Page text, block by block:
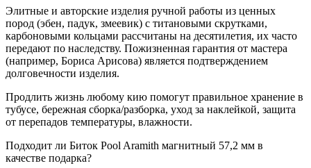
Элитные и авторские изделия ручной работы из ценных
пород (эбен, падук, змеевик) с титановыми скрутками,
карбоновыми кольцами рассчитаны на десятилетия, их часто
передают по наследству. Пожизненная гарантия от мастера
(например, Бориса Арисова) является подтверждением
долговечности изделия.
Продлить жизнь любому кию помогут правильное хранение в
тубусе, бережная сборка/разборка, уход за наклейкой, защита
от перепадов температуры, влажности.
Подходит ли Биток Pool Aramith магнитный 57,2 мм в
качестве подарка?